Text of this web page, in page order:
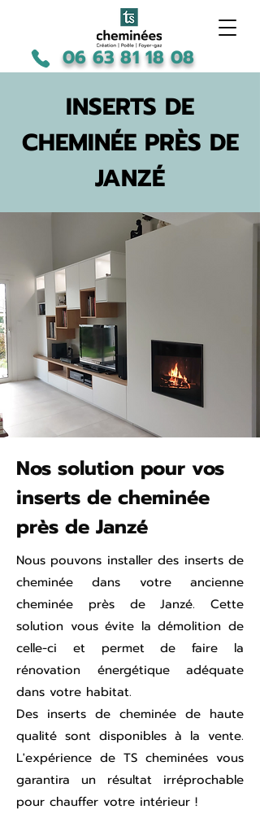
06 63 81 18 08
INSERTS DE
CHEMINÉE PRÈS DE
JANZÉ
Nos solution pour vos
inserts de cheminée
près de Janzé
Nous pouvons installer des inserts de
cheminée dans votre ancienne
cheminée près de Janzé. Cette
solution vous évite la démolition de
celle-ci et permet de faire la
rénovation énergétique adéquate
dans votre habitat.
Des inserts de cheminée de haute
qualité sont disponibles à la vente.
L'expérience de TS cheminées vous
garantira un résultat irréprochable
pour chauffer votre intérieur !